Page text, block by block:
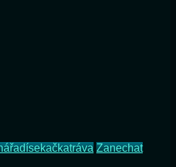
sekačkatráva Zanechat